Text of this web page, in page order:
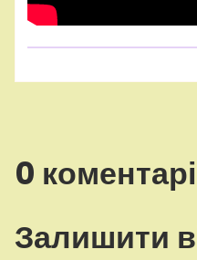
0
Залишити